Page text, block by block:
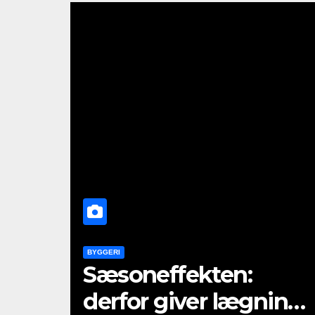
BYGGERI
Sæsoneffekten:
derfor giver lægning